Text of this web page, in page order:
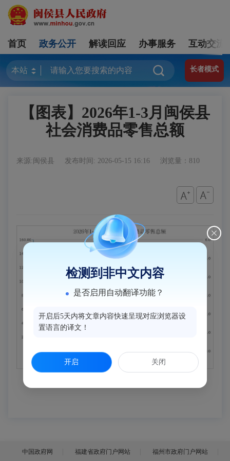
首页 政务公开 解读回应 办事服务 互动交流
长者模式
【图表】2026年1-3月闽侯县
社会消费品零售总额
来源:闽侯县 发布时间: 2026-05-15 16:16 浏览量：810
中国政府网 福建省政府门户网站 福州市政府门户网站
检测到非中文内容
是否启用自动翻译功能？
开启后5天内将文章内容快速呈现对应浏览器设
置语言的译文！
开启 关闭